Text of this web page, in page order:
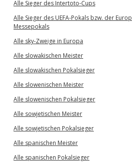
Alle Sieger des Intertoto-Cups
Alle Sieger des UEFA-Pokals bzw. der
Messepokals
Alle sky-Zweige in Europa
Alle slowakischen Meister
Alle slowakischen Pokalsieger
Alle slowenischen Meister
Alle slowenischen Pokalsieger
Alle sowjetischen Meister
Alle sowjetischen Pokalsieger
Alle spanischen Meister
Alle spanischen Pokalsieger